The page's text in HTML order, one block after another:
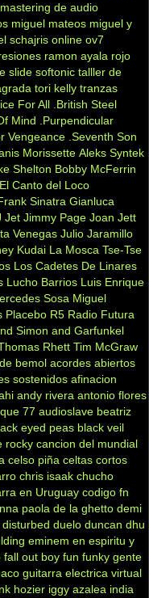
mastering de audio
miguel mateos miguel y
schajris online ov7
ramon ayala rojo
slide softonic talller de
tori kelly tranzas
For All .British Steel
Mind
.Purpendicular
Vengeance .Seventh Son
Morissette Aleks Syntek
Shelton Bobby McFerrin
El Canto del Loco
Sinatra Gianluca
Jet Jimmy Page Joan Jett
Venegas Julio Jaramillo
Kudai La Mosca Tse-Tse
Los Cadetes De Linares
Lucho Barrios Luis Enrique
Sosa Miguel
Placebo R5 Radio Futura
Simon and Garfunkel
Rhett Tim McGraw
bemol acordes abiertos
sostenidos afinacion
andy rivera antonio flores
77 audioslave beatriz
eyed peas black veil
rocky cancion del mundial
celso piña celtas cortos
chris isaak chucho
en Uruguay codigo fn
paola de la ghetto demi
disturbed duelo duncan dhu
eminem en espiritu y
fall out boy fun funky gente
guitarra electrica virtual
hozier iggy azalea india